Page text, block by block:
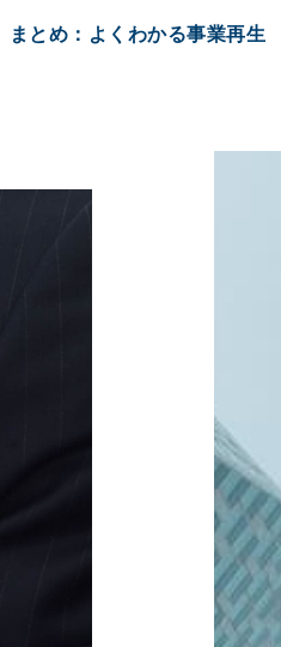
まとめ：よくわかる事業再生